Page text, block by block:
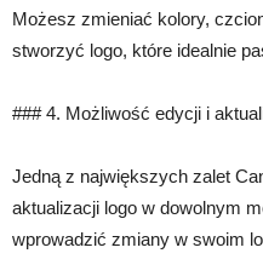
Możesz zmieniać kolory,
stworzyć logo, które idealnie
### 4. Możliwość edycji i
Jedną z największych zalet
aktualizacji logo w dowolnym
wprowadzić zmiany w swoim